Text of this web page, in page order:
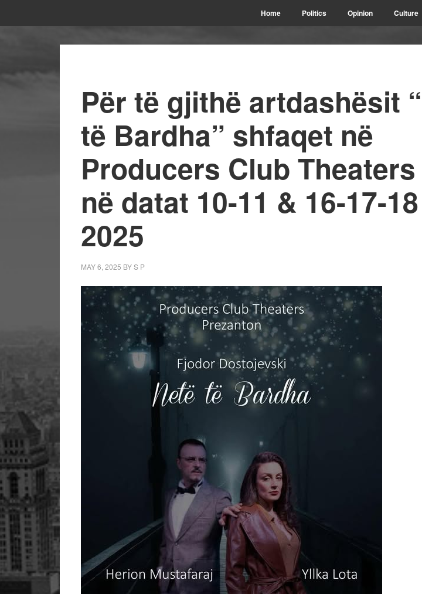
Home Politics Opinion Culture
Për të gjithë artdashësit
të Bardha” shfaqet në
Producers Club Theaters
në datat 10-11 & 16-17-
2025
MAY 6, 2025 BYS P